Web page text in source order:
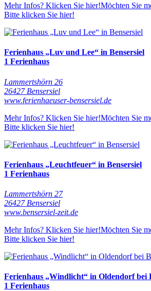
Mehr Infos? Klicken Sie hier!Möchten Sie
Bitte klicken Sie hier!
Ferienhaus „Luv und Lee“ in Bensersiel
1 Ferienhaus
Lammertshörn 26
26427 Bensersiel
www.ferienhaeuser-bensersiel.de
Mehr Infos? Klicken Sie hier!Möchten Sie
Bitte klicken Sie hier!
Ferienhaus „Leuchtfeuer“ in Bensersiel
1 Ferienhaus
Lammertshörn 27
26427 Bensersiel
www.bensersiel-zeit.de
Mehr Infos? Klicken Sie hier!Möchten Sie
Bitte klicken Sie hier!
Ferienhaus „Windlicht“ in Oldendorf bei
1 Ferienhaus